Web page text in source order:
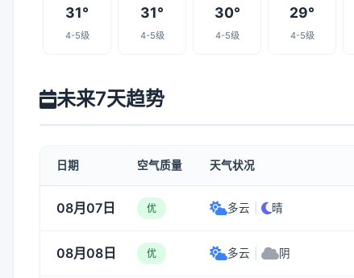
31°
4-5级
31°
4-5级
30°
4-5级
29°
4-5级
未来7天趋势
日期 空气质量 天气状况
08月07日 优 多云 晴
08月08日 优 多云 阴